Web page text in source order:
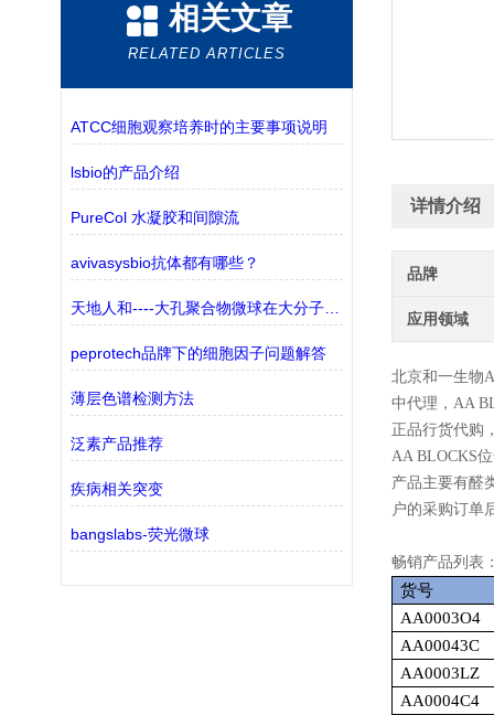
相关文章
RELATED ARTICLES
ATCC细胞观察培养时的主要事项说明
lsbio的产品介绍
PureCol 水凝胶和间隙流
avivasysbio抗体都有哪些？
天地人和----大孔聚合物微球在大分子纯化中的应用
peprotech品牌下的细胞因子问题解答
薄层色谱检测方法
泛素产品推荐
疾病相关突变
bangslabs-荧光微球
详情介绍
品牌
应用领域
北京和一生物
中代理， AA
正品行货代购
AA BLOCKS
产品主要有醛
户的采购订单
畅销产品列表
货号
AA0003O4
AA00043C
AA0003LZ
AA0004C4